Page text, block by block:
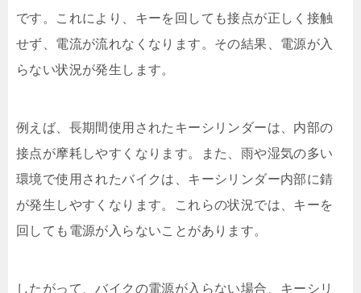
です。これにより、キーを回しても接点が正しく接触
せず、電流が流れなくなります。その結果、電源が入
らない状況が発生します。
例えば、長期間使用されたキーシリンダーは、内部の
接点が摩耗しやすくなります。また、雨や湿気の多い
環境で使用されたバイクは、キーシリンダー内部に錆
が発生しやすくなります。これらの状況では、キーを
回しても電源が入らないことがあります。
したがって、バイクの電源が入らない場合、キーシリ